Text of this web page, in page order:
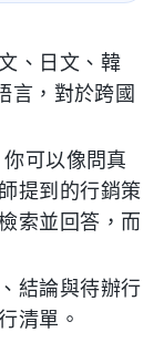
、日文、韓
言，對於跨國
你可以像問真
提到的行銷策
索並回答，而
結論與待辦行
清單。